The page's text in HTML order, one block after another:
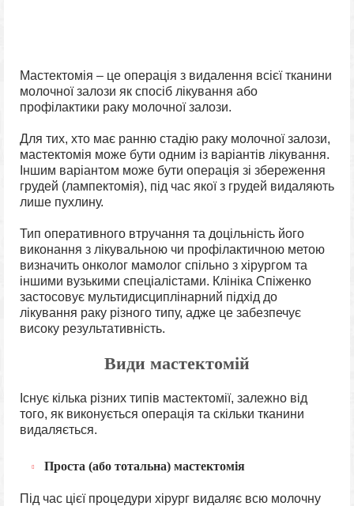
Мастектомія – це операція з видалення всієї тканини
молочної залози як спосіб лікування або
профілактики раку молочної залози.
Для тих, хто має ранню стадію раку молочної залози,
мастектомія може бути одним із варіантів лікування.
Іншим варіантом може бути операція зі збереження
грудей (лампектомія), під час якої з грудей видаляють
лише пухлину.
Тип оперативного втручання та доцільність його
виконання з лікувальною чи профілактичною метою
визначить онколог мамолог спільно з хірургом та
іншими вузькими спеціалістами. Клініка Спіженко
застосовує мультидисциплінарний підхід до
лікування раку різного типу, адже це забезпечує
високу результативність.
Види мастектомій
Існує кілька різних типів мастектомії, залежно від
того, як виконується операція та скільки тканини
видаляється.
Проста (або тотальна) мастектомія
Під час цієї процедури хірург видаляє всю молочну